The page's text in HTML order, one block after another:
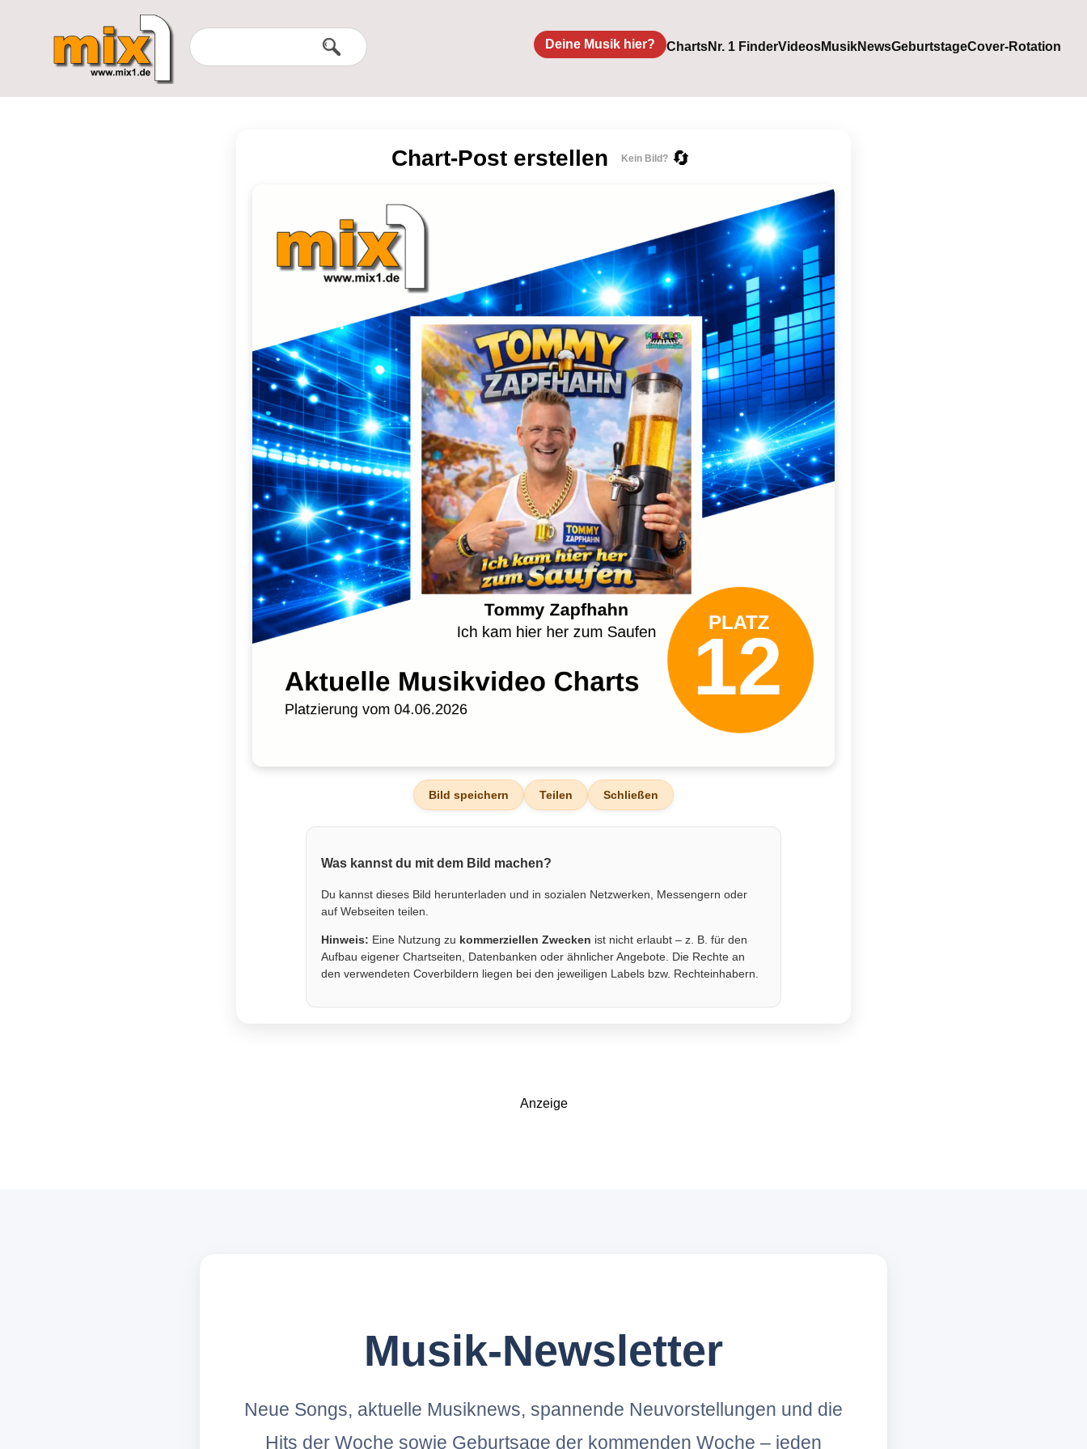
Deine Musik hier? ChartsNr. 1 FinderVideosMusikNewsGeburtstageCover-Rotation
Chart-Post erstellen Kein Bild? 🔄
Bild speichern Teilen Schließen
Was kannst du mit dem Bild machen?
Du kannst dieses Bild herunterladen und in sozialen Netzwerken, Messengern oder
auf Webseiten teilen.
Hinweis: Eine Nutzung zu kommerziellen Zwecken ist nicht erlaubt – z. B. für den
Aufbau eigener Chartseiten, Datenbanken oder ähnlicher Angebote. Die Rechte an
den verwendeten Coverbildern liegen bei den jeweiligen Labels bzw. Rechteinhabern.
Anzeige
Musik-Newsletter
Neue Songs, aktuelle Musiknews, spannende Neuvorstellungen und die
Hits der Woche sowie Geburtsage der kommenden Woche – jeden